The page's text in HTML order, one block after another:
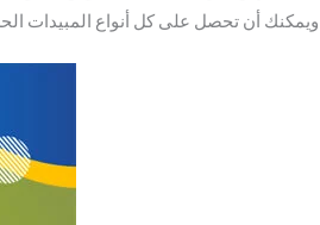
ويمكنك أن تحصل على كل أنواع المبيدات